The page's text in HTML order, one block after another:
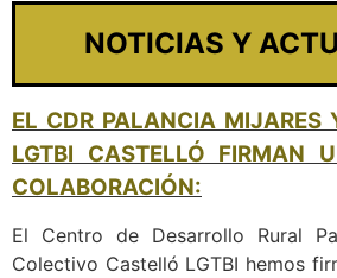
NOTICIAS Y
EL CDR PALANCIA MIJARES
LGTBI CASTELLÓ FIRMAN
COLABORACIÓN:
El Centro de Desarrollo Rural
Colectivo Castelló LGTBI hemos